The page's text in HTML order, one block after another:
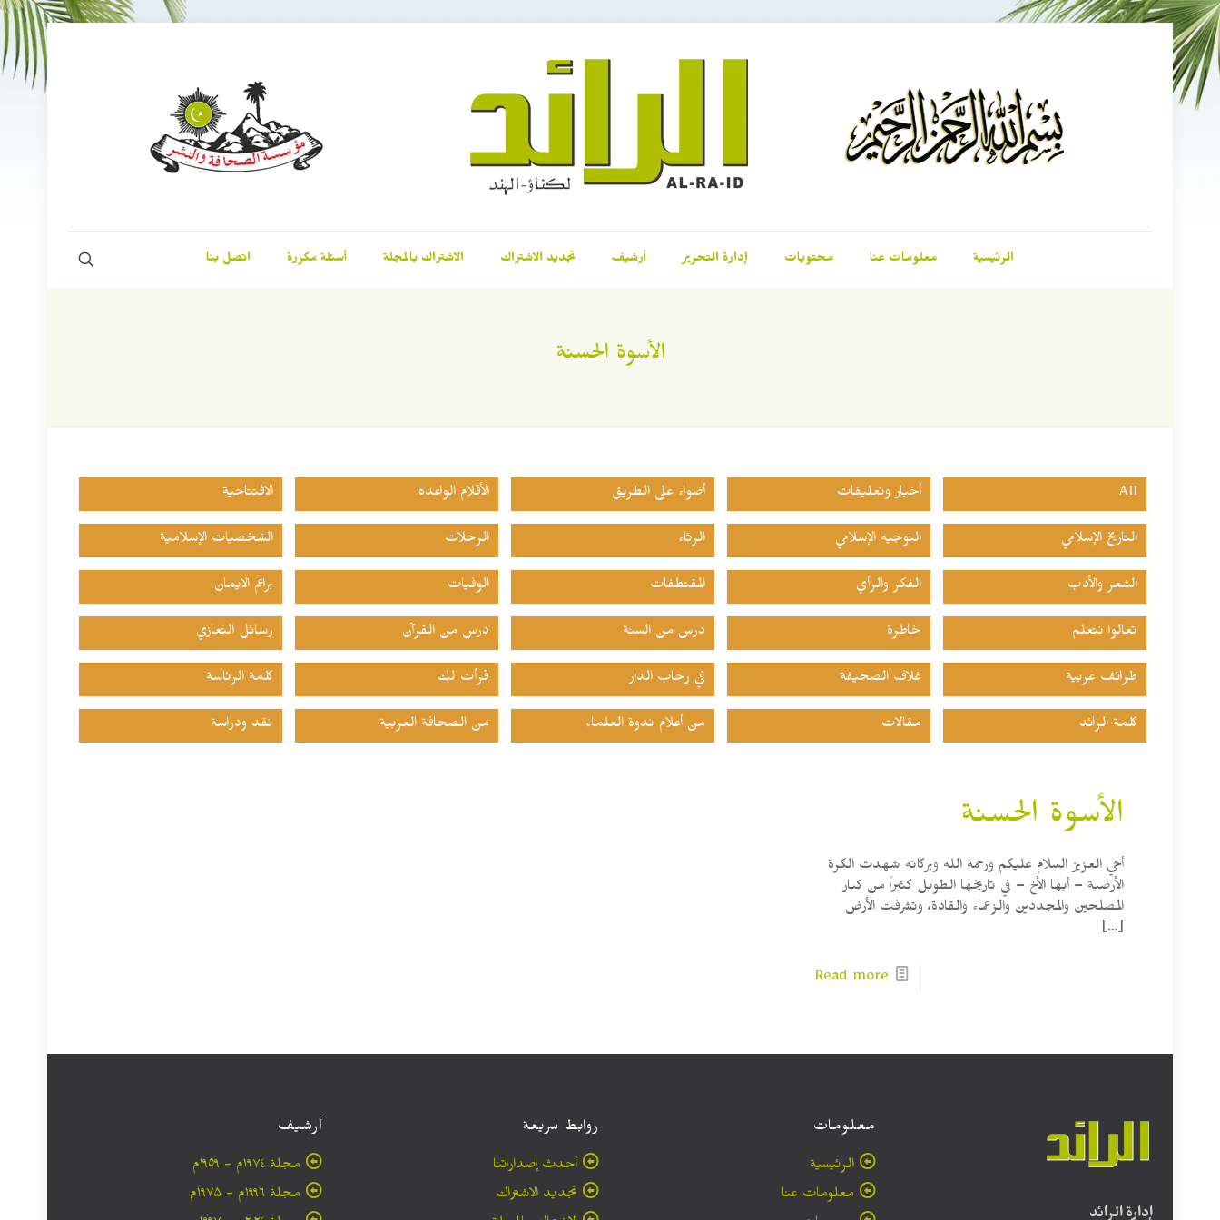
الرئيسية معلومات عنا محتويات إدارة التحرير أرشيف تجديد الاشتراك الاشتراك بالمجلة أسئلة مكررة اتصل بنا
الأسوة الحسنة
All أخبار وتعليقات أضواء على الطريق الأقلام الواعدة الافتتاحية
التاريخ الإسلامي التوجيه الإسلامي الرثاء الرحلات الشخصيات الإسلامية
الشعر والأدب الفكر والرأي المقتطفات الوفيات براعم الايمان
تعالوا نتعلم خاطرة درس من السنة درس من القرآن رسائل التعازي
طرائف عربية غلاف الصحيفة في رحاب الدار قرأت لك كلمة الرئاسة
كلمة الرائد مقالات من أعلام ندوة العلماء من الصحافة العربية نقد ودراسة
الأسوة الحسنة
أخي العزيز السلام عليكم ورحمة الله وبركاته شهدت الكرة
الأرضية – أيها الأخ – في تاريخها الطويل كثيراً من كبار
المصلحين والمجددين والزعماء والقادة، وتشرفت الأرض
[…]
Read more
إدارة الرائد
معلومات
الرئيسية
معلومات عنا
روابط سريعة
أحدث إصداراتنا
تجديد الاشتراك
أرشيف
مجلة ۱۹۷٤م - ١٩٥٩م
مجلة ۱۹۹٦م - ۱۹۷۵م